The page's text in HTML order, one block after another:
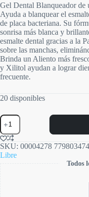
Gel Dental Blanqueador de
Ayuda a blanquear el
de placa bacteriana. Su
sonrisa más blanca y
esmalte dental gracias a la
sobre las manchas,
Brinda un Aliento más
y Xilitol ayudan a lograr
frecuente.
20 disponibles
Pasta
Dental
Whitening
cantidad
SKU: 00004278
Libre
Todos